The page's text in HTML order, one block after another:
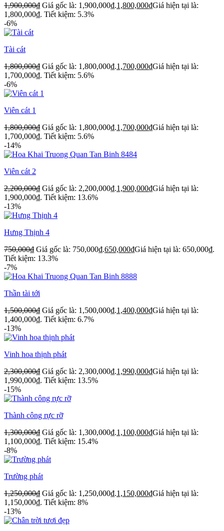
1,900,000₫ Giá gốc là: 1,900,000₫.1,800,000₫Giá hiện tại là:
1,800,000₫. Tiết kiệm: 5.3%
-6%
Tài cát
1,800,000₫ Giá gốc là: 1,800,000₫.1,700,000₫Giá hiện tại là:
1,700,000₫. Tiết kiệm: 5.6%
-6%
Viên cát 1
1,800,000₫ Giá gốc là: 1,800,000₫.1,700,000₫Giá hiện tại là:
1,700,000₫. Tiết kiệm: 5.6%
-14%
Viên cát 2
2,200,000₫ Giá gốc là: 2,200,000₫.1,900,000₫Giá hiện tại là:
1,900,000₫. Tiết kiệm: 13.6%
-13%
Hưng Thịnh 4
750,000₫ Giá gốc là: 750,000₫.650,000₫Giá hiện tại là: 650,000₫.
Tiết kiệm: 13.3%
-7%
Thần tài tới
1,500,000₫ Giá gốc là: 1,500,000₫.1,400,000₫Giá hiện tại là:
1,400,000₫. Tiết kiệm: 6.7%
-13%
Vinh hoa thịnh phát
2,300,000₫ Giá gốc là: 2,300,000₫.1,990,000₫Giá hiện tại là:
1,990,000₫. Tiết kiệm: 13.5%
-15%
Thành công rực rỡ
1,300,000₫ Giá gốc là: 1,300,000₫.1,100,000₫Giá hiện tại là:
1,100,000₫. Tiết kiệm: 15.4%
-8%
Trường phát
1,250,000₫ Giá gốc là: 1,250,000₫.1,150,000₫Giá hiện tại là:
1,150,000₫. Tiết kiệm: 8%
-13%